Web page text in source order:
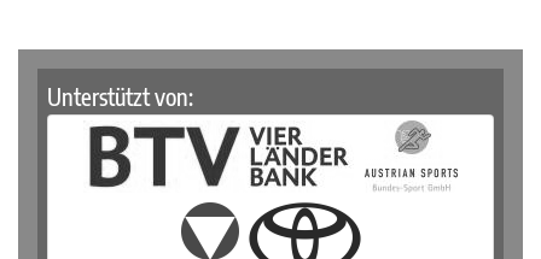
Unterstützt von: